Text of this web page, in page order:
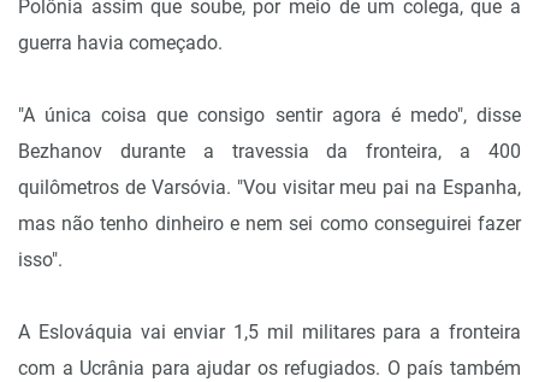
Polônia assim que soube, por meio de um colega, que a
guerra havia começado.
"A única coisa que consigo sentir agora é medo", disse
Bezhanov durante a travessia da fronteira, a 400
quilômetros de Varsóvia. "Vou visitar meu pai na Espanha,
mas não tenho dinheiro e nem sei como conseguirei fazer
isso".
A Eslováquia vai enviar 1,5 mil militares para a fronteira
com a Ucrânia para ajudar os refugiados. O país também